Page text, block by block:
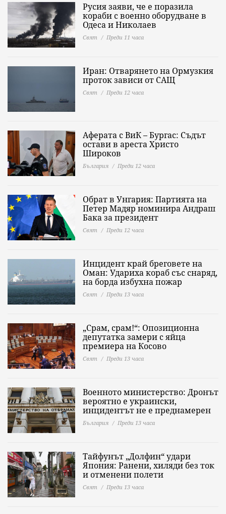
Русия заяви, че е поразила
кораби с военно оборудване в
Одеса и Николаев
Свят Преди 11 часа
Иран: Отварянето на Ормузкия
проток зависи от САЩ
Свят Преди 12 часа
Аферата с ВиК – Бургас: Съдът
остави в ареста Христо
Широков
България Преди 12 часа
Обрат в Унгария: Партията на
Петер Мадяр номинира Андраш
Бака за президент
Свят Преди 12 часа
Инцидент край бреговете на
Оман: Удариха кораб със снаряд,
на борда избухна пожар
Свят Преди 13 часа
„Срам, срам!“: Опозиционна
депутатка замери с яйца
премиера на Косово
Свят Преди 13 часа
Военното министерство: Дронът
вероятно е украински,
инцидентът не е преднамерен
България Преди 13 часа
Тайфунът „Долфин“ удари
Япония: Ранени, хиляди без ток
и отменени полети
Свят Преди 13 часа